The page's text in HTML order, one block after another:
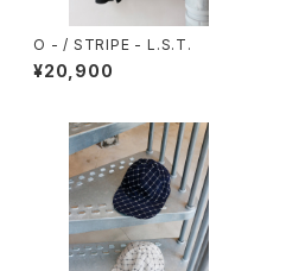
O - / STRIPE - L.S.T.
¥20,900